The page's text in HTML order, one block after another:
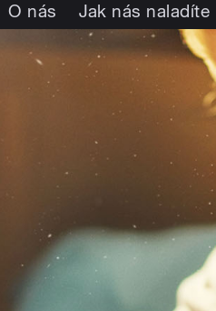
O nás Jak nás naladíte